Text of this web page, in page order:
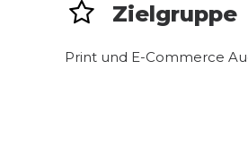
Zielgruppe
Print und E-Commerce